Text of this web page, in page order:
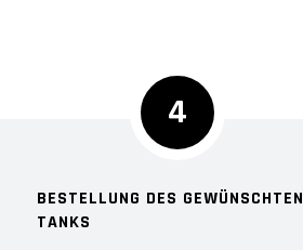
4
BESTELLUNG DES GEWÜNSCHTEN
TANKS